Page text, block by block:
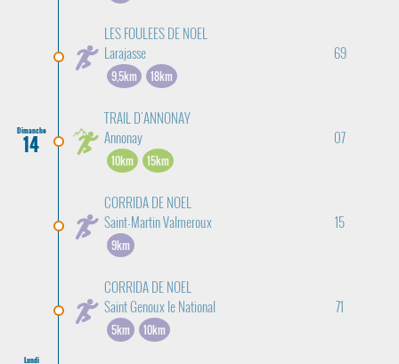
LES FOULEES DE NOEL
Larajasse
69
9,5km 18km
Dimanche
14
TRAIL D'ANNONAY
Annonay
07
10km 15km
CORRIDA DE NOEL
Saint-Martin Valmeroux
15
9km
CORRIDA DE NOEL
Saint Genoux le National
71
5km 10km
Lundi